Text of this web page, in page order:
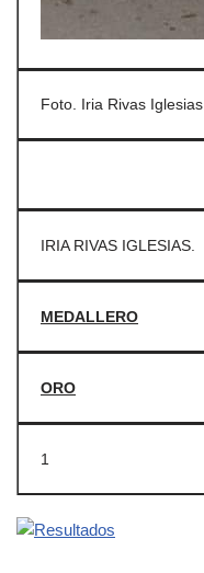
Foto. Iria Rivas Iglesias
IRIA RIVAS IGLESIAS.
MEDALLERO
ORO
1